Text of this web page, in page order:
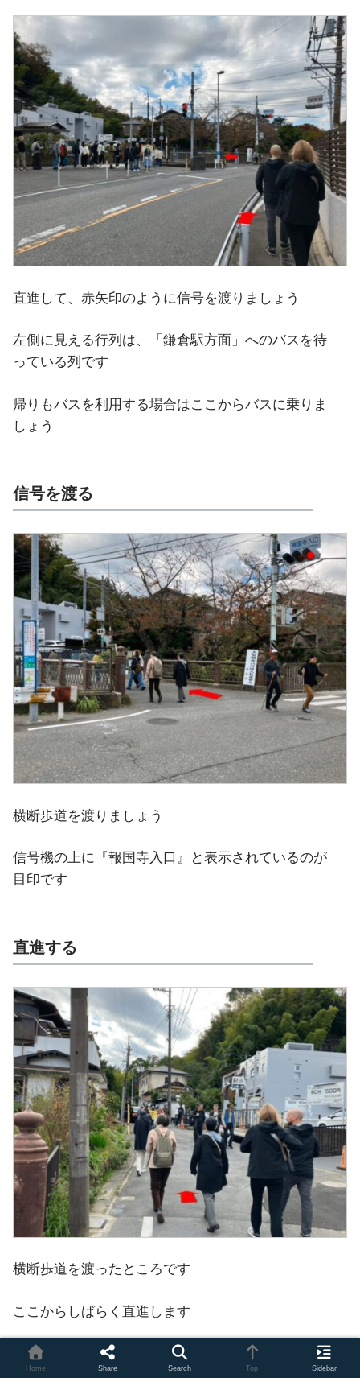
直進して、赤矢印のように信号を渡りましょう
左側に見える行列は、「鎌倉駅方面」へのバスを待
っている列です
帰りもバスを利用する場合はここからバスに乗りま
しょう
信号を渡る
横断歩道を渡りましょう
信号機の上に『報国寺入口』と表示されているのが
目印です
直進する
横断歩道を渡ったところです
ここからしばらく直進します
Home Share Search Top Sidebar